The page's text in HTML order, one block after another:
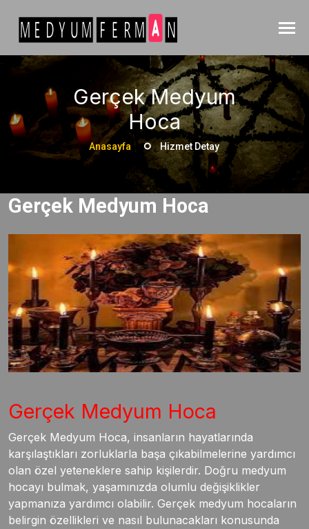
Gerçek Medyum
Hoca
Anasayfa Hizmet Detay
Gerçek Medyum Hoca
Gerçek Medyum Hoca
Gerçek Medyum Hoca, insanların hayatlarında
karşılaştıkları zorluklarla başa çıkabilmelerine yardımcı
olan özel yeteneklere sahip kişilerdir. Doğru medyum
hocayı bulmak, yaşamınızda olumlu değişiklikler
yapmanıza yardımcı olabilir. Gerçek medyum hocaların
belirgin özellikleri ve nasıl bulunacakları konusunda